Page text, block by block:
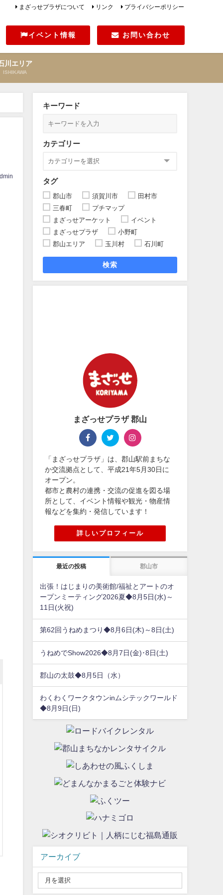
まざっせプラザについて リンク プライバシーポリシー
イベント情報 お問い合わせ
川エリア
ISHIKAWA
キーワード
カテゴリー
タグ
郡山市 須賀川市
田村市
三春町
プチマップ
まざっせアーケット
イベント
まざっせプラザ
小野町
郡山エリア
玉川村 石川町
検索
まざっせプラザ 郡山
「まざっせプラザ」は、郡山駅前まちな
か交流拠点として、平成21年5月30日に
オープン。
都市と農村の連携・交流の促進を図る場
所として、イベント情報や観光・物産情
報などを集約・発信しています！
詳しいプロフィール
最近の投稿 郡山市
出張！はじまりの美術館/福祉とアートのオ
ープンミーティング2026夏◆8月5日(水)～
11日(火祝)
第62回うねめまつり◆8月6日(木)～8日(土)
うねめでShow2026◆8月7日(金)･8日(土)
郡山の太鼓◆8月5日（水）
わくわくワークタウンinムシテックワールド
◆8月9日(日)
アーカイブ